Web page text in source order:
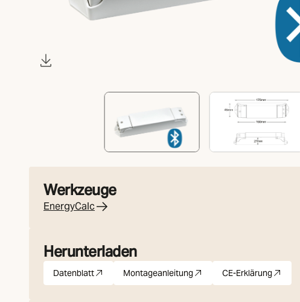
Werkzeuge
EnergyCalc
Herunterladen
Datenblatt
pdf
(Öffnet in neuer Registerkarte)
Montageanleitung
pdf
(Öffnet in neuer Registerkarte)
CE-Erklärung
pdf
(Öffnet in